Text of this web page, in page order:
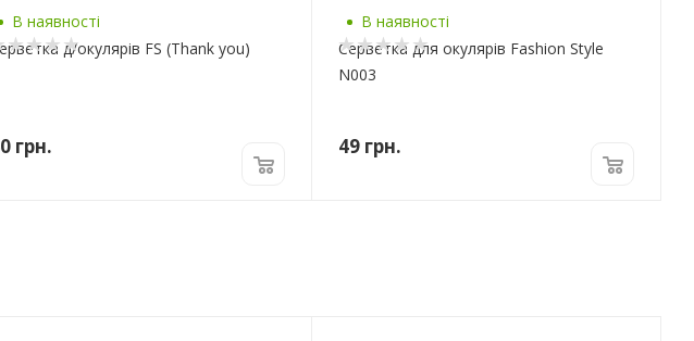
В наявності
д/окулярів FS (Thank you)
грн.
В наявності
Серветка для окулярів Fashion Style
N003
49 грн.